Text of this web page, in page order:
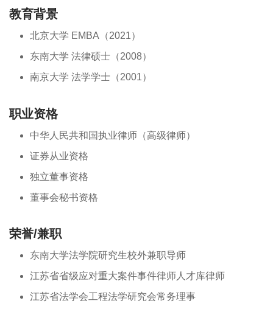
教育背景
北京大学 EMBA（2021）
东南大学 法律硕士（2008）
南京大学 法学学士（2001）
职业资格
中华人民共和国执业律师（高级律师）
证券从业资格
独立董事资格
董事会秘书资格
荣誉/兼职
东南大学法学院研究生校外兼职导师
江苏省省级应对重大案件事件律师人才库律师
江苏省法学会工程法学研究会常务理事